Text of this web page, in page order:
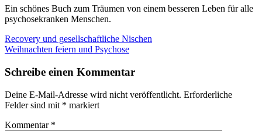
Ein schönes Buch zum Träumen von einem besseren Leben für alle
psychosekranken Menschen.
Beitragsnavigation
Vorheriger
Beitrag:
Recovery und gesellschaftliche Nischen
Nächster
Weihnachten feiern und Psychose
Schreibe einen Kommentar
Deine E-Mail-Adresse wird nicht veröffentlicht. Erforderliche
Felder sind mit * markiert
Kommentar *